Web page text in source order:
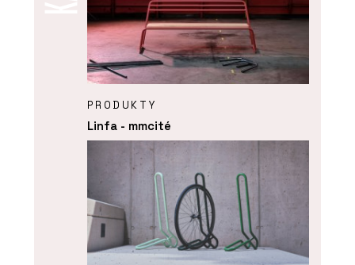
PRODUKTY
Linfa - mmcité